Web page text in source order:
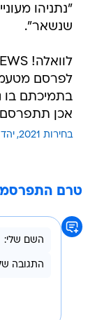
"נתניהו
שנשאר".
לפרסם
אכן תתפרסם
בחירות 2021
טרם